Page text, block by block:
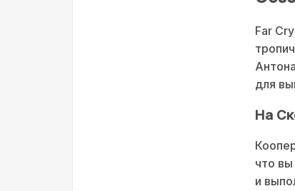
Far
для
На
что
и